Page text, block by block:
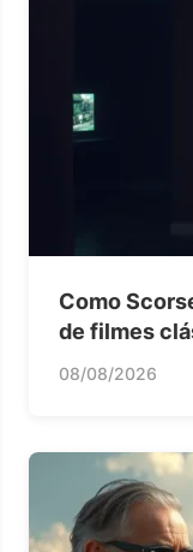
Como
de filmes
08/08/2026